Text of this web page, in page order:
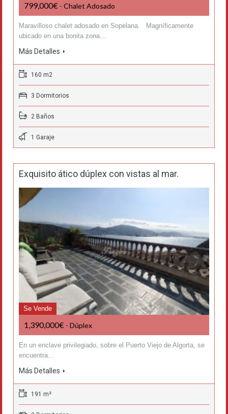
799,000€ - Chalet Adosado
Maravilloso chalet adosado en Sopelana. Magníficamente
ubicado en una bonita zona…
Más Detalles
160 m2
3 Dormitorios
2 Baños
1 Garaje
Exquisito ático dúplex con vistas al mar.
Se Vende
1,390,000€ - Dúplex
En un enclave privilegiado, sobre el Puerto Viejo de Algorta, se
encuentra…
Más Detalles
191 m²